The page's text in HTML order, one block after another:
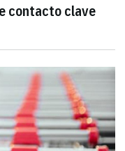
contacto clave